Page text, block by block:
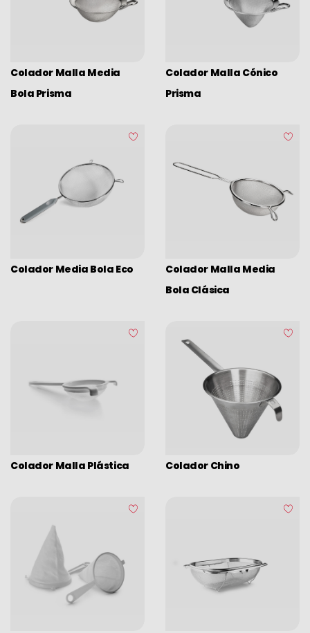
Colador Malla Media
Bola Prisma
Colador Malla Cónico
Prisma
Colador Media Bola Eco
Colador Malla Media
Bola Clásica
Colador Malla Plástica Colador Chino